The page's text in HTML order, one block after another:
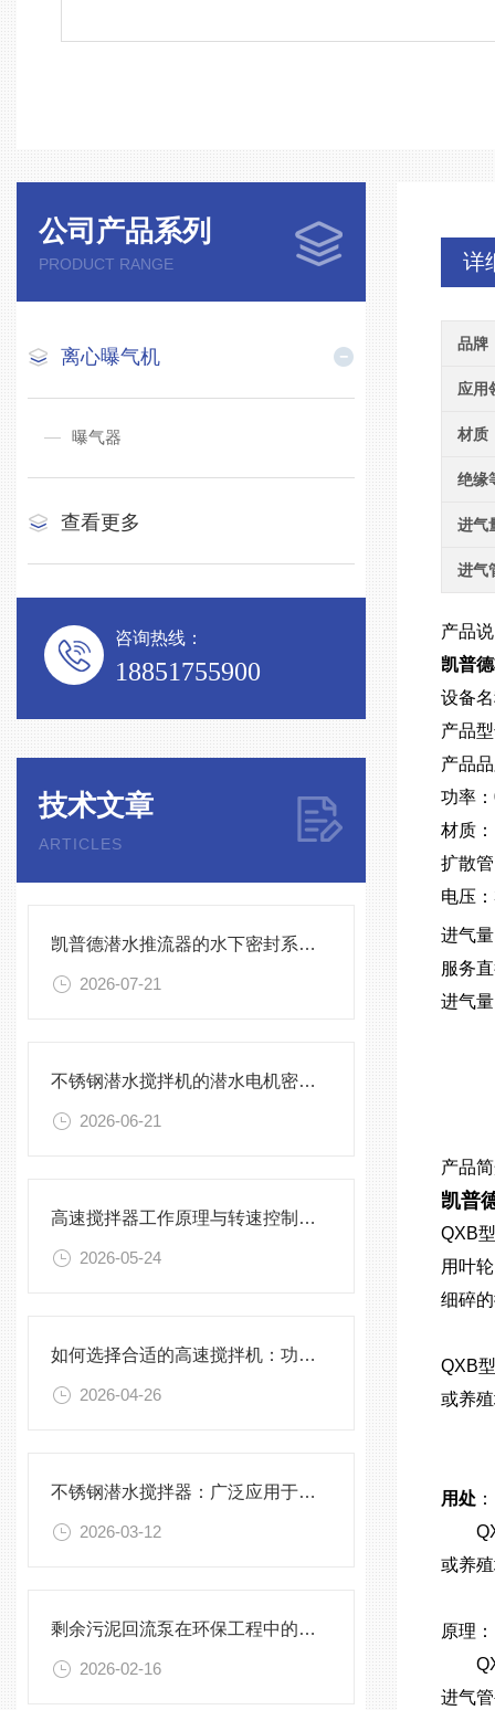
公司产品系列
PRODUCT RANGE
离心曝气机
曝气器
查看更多
咨询热线：
18851755900
技术文章
ARTICLES
凯普德潜水推流器的水下密封系统维护全流程指南说明
2026-07-21
不锈钢潜水搅拌机的潜水电机密封与泄漏保护
2026-06-21
高速搅拌器工作原理与转速控制技术分析
2026-05-24
如何选择合适的高速搅拌机：功率、转速、搅拌桨叶与物料适配性分析
2026-04-26
不锈钢潜水搅拌器：广泛应用于污水处理与化学工程
2026-03-12
剩余污泥回流泵在环保工程中的应用前景
2026-02-16
详
品牌
应用
材质
绝缘
进气
进气
产品
凯普
设备
产品
产品
功率
材质
扩散
电压
进气
服务
进气
产品
凯普
QXB
用叶
细碎
QXB
或养
用处 ：
QXB
或养
原理：
QXB
进气